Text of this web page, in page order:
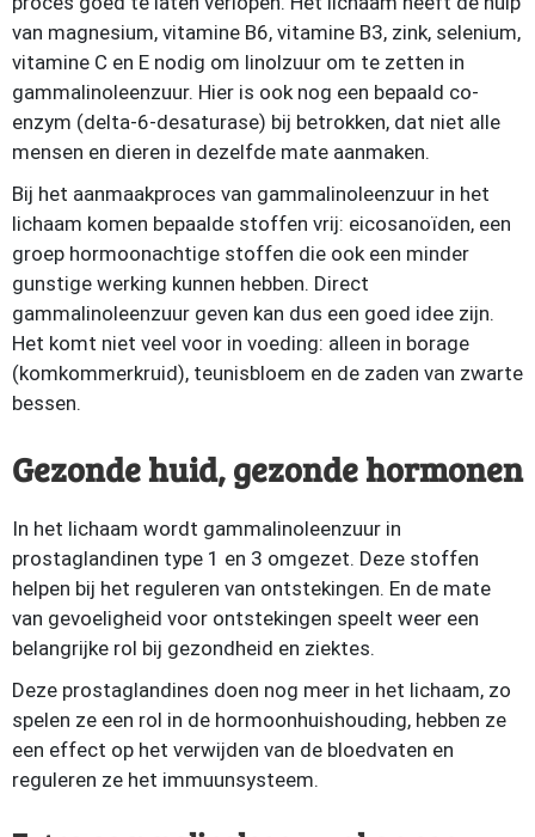
van magnesium, vitamine B6, vitamine B3, zink, selenium,
vitamine C en E nodig om linolzuur om te zetten in
gammalinoleenzuur. Hier is ook nog een bepaald co-
enzym (delta-6-desaturase) bij betrokken, dat niet alle
mensen en dieren in dezelfde mate aanmaken.
Bij het aanmaakproces van gammalinoleenzuur in het
lichaam komen bepaalde stoffen vrij: eicosanoïden, een
groep hormoonachtige stoffen die ook een minder
gunstige werking kunnen hebben. Direct
gammalinoleenzuur geven kan dus een goed idee zijn.
Het komt niet veel voor in voeding: alleen in borage
(komkommerkruid), teunisbloem en de zaden van zwarte
bessen.
Gezonde huid, gezonde hormonen
In het lichaam wordt gammalinoleenzuur in
prostaglandinen type 1 en 3 omgezet. Deze stoffen
helpen bij het reguleren van ontstekingen. En de mate
van gevoeligheid voor ontstekingen speelt weer een
belangrijke rol bij gezondheid en ziektes.
Deze prostaglandines doen nog meer in het lichaam, zo
spelen ze een rol in de hormoonhuishouding, hebben ze
een effect op het verwijden van de bloedvaten en
reguleren ze het immuunsysteem.